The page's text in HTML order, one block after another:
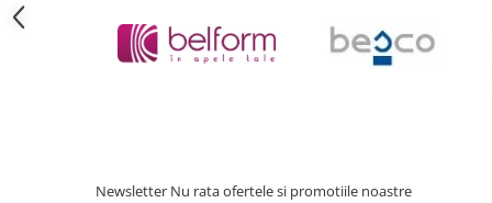
Cadite semirotunde
Cadita pentagonala
Usi batanteNewsletter Nu rata ofertele si promotiile noastre